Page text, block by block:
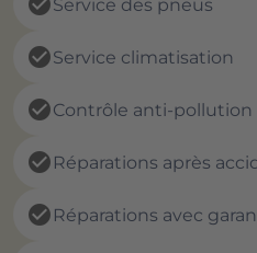
Service des pneus
check_circleService climatisation
check_circleContrôle anti-pollution
check_circle Réparations après
check_circle Réparations avec